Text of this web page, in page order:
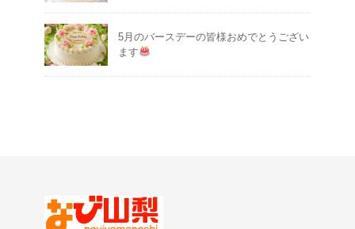
5月のバースデーの皆様おめでとうござい
ます